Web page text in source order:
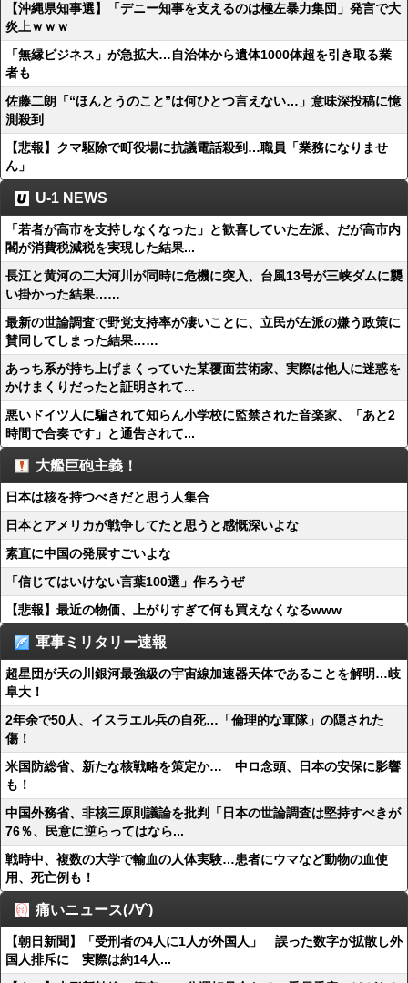
【沖縄県知事選】「デニー知事を支えるのは極左暴力集団」発言で大
炎上ｗｗｗ
「無縁ビジネス」が急拡大…自治体から遺体1000体超を引き取る業
者も
佐藤二朗「“ほんとうのこと”は何ひとつ言えない…」意味深投稿に憶
測殺到
【悲報】クマ駆除で町役場に抗議電話殺到…職員「業務になりませ
ん」
U-1 NEWS
「若者が高市を支持しなくなった」と歓喜していた左派、だが高市内
閣が消費税減税を実現した結果...
長江と黄河の二大河川が同時に危機に突入、台風13号が三峡ダムに襲
い掛かった結果……
最新の世論調査で野党支持率が凄いことに、立民が左派の嫌う政策に
賛同してしまった結果……
あっち系が持ち上げまくっていた某覆面芸術家、実際は他人に迷惑を
かけまくりだったと証明されて...
悪いドイツ人に騙されて知らん小学校に監禁された音楽家、「あと2
時間で合奏です」と通告されて...
大艦巨砲主義！
日本は核を持つべきだと思う人集合
日本とアメリカが戦争してたと思うと感慨深いよな
素直に中国の発展すごいよな
「信じてはいけない言葉100選」作ろうぜ
【悲報】最近の物価、上がりすぎて何も買えなくなるwww
軍事ミリタリー速報
超星団が天の川銀河最強級の宇宙線加速器天体であることを解明…岐
阜大！
2年余で50人、イスラエル兵の自死…「倫理的な軍隊」の隠された
傷！
米国防総省、新たな核戦略を策定か… 中ロ念頭、日本の安保に影響
も！
中国外務省、非核三原則議論を批判「日本の世論調査は堅持すべきが
76％、民意に逆らってはなら...
戦時中、複数の大学で輸血の人体実験…患者にウマなど動物の血使
用、死亡例も！
痛いニュース(ﾉ∀`)
【朝日新聞】「受刑者の4人に1人が外国人」 誤った数字が拡散し外
国人排斥に 実際は約14人...